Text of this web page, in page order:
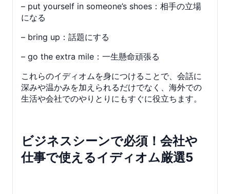
– put yourself in someone’s shoes：相手の立場
になる
– bring up：話題にする
– go the extra mile：一生懸命頑張る
これらのイディオムを身につけることで、会話に
深みや温かみを加えられるだけでなく、海外での
生活や会社でのやりとりにもすぐに役立ちます。
ビジネスシーンで必須！会社や
仕事で使えるイディオム厳選5